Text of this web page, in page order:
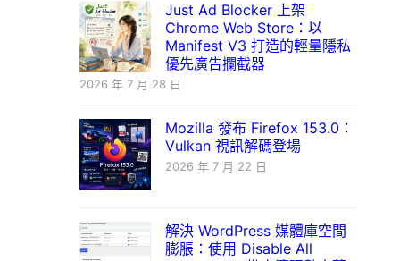
Just Ad Blocker 上架
Chrome Web Store：以
Manifest V3 打造的輕量隱私
優先廣告攔截器
2026 年 7 月 28 日
Mozilla 發布 Firefox 153.0：
Vulkan 視訊解碼登場
2026 年 7 月 22 日
解決 WordPress 媒體庫空間
膨脹：使用 Disable All